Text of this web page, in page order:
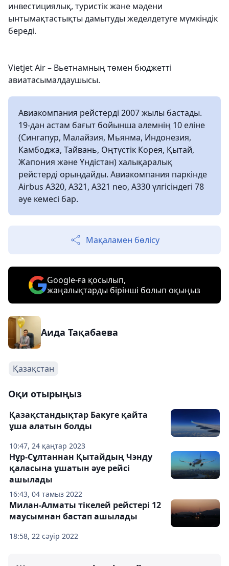
инвестициялық, туристік және мәдени
ынтымақтастықты дамытуды жеделдетуге мүмкіндік
береді.
Vietjet Air – Вьетнамның төмен бюджетті
авиатасымалдаушысы.
Авиакомпания рейстерді 2007 жылы бастады.
19-дан астам бағыт бойынша әлемнің 10 еліне
(Сингапур, Малайзия, Мьянма, Индонезия,
Камбоджа, Тайвань, Оңтүстік Корея, Қытай,
Жапония және Үндістан) халықаралық
рейстерді орындайды. Авиакомпания паркінде
Airbus А320, A321, А321 neo, А330 үлгісіндегі 78
әуе кемесі бар.
Мақаламен бөлісу
Google-ға қосылып,
жаңалықтарды бірінші болып оқыңыз
Аида Тақабаева
Қазақстан
Оқи отырыңыз
10:47, 24 қаңтар 2023
Қазақстандықтар Бакуге қайта
ұша алатын болды
16:43, 04 тамыз 2022
Нұр-Сұлтаннан Қытайдың Чэнду
қаласына ұшатын әуе рейсі
ашылады
18:58, 22 сәуір 2022
Милан-Алматы тікелей рейстері 12
маусымнан бастап ашылады